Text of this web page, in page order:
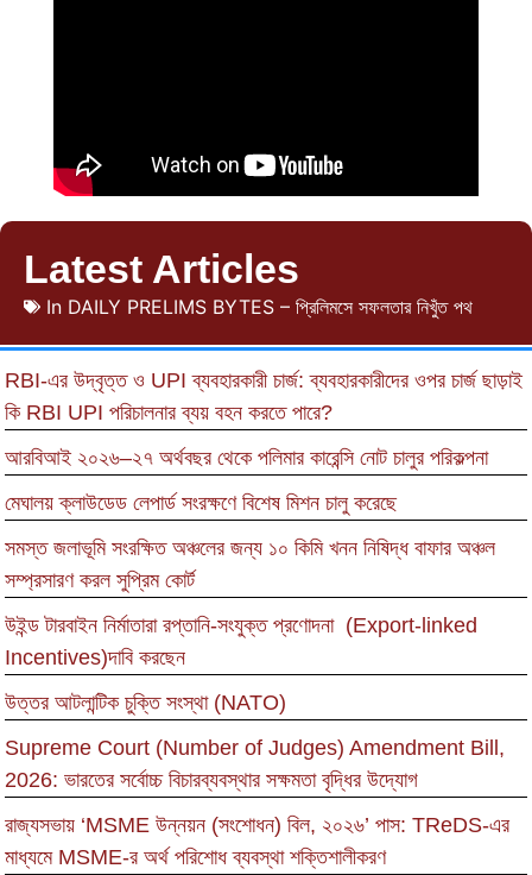
Latest Articles
In DAILY PRELIMS BYTES – প্রিলিমসে সফলতার নিখুঁত পথ
RBI-এর উদ্বৃত্ত ও UPI ব্যবহারকারী চার্জ: ব্যবহারকারীদের ওপর চার্জ ছাড়াই
কি RBI UPI পরিচালনার ব্যয় বহন করতে পারে?
আরবিআই ২০২৬–২৭ অর্থবছর থেকে পলিমার কারেন্সি নোট চালুর পরিকল্পনা
মেঘালয় ক্লাউডেড লেপার্ড সংরক্ষণে বিশেষ মিশন চালু করেছে
সমস্ত জলাভূমি সংরক্ষিত অঞ্চলের জন্য ১০ কিমি খনন নিষিদ্ধ বাফার অঞ্চল
সম্প্রসারণ করল সুপ্রিম কোর্ট
উইন্ড টারবাইন নির্মাতারা রপ্তানি-সংযুক্ত প্রণোদনা (Export-linked
Incentives)দাবি করছেন
উত্তর আটলান্টিক চুক্তি সংস্থা (NATO)
Supreme Court (Number of Judges) Amendment Bill,
2026: ভারতের সর্বোচ্চ বিচারব্যবস্থার সক্ষমতা বৃদ্ধির উদ্যোগ
রাজ্যসভায় ‘MSME উন্নয়ন (সংশোধন) বিল, ২০২৬’ পাস: TReDS-এর
মাধ্যমে MSME-র অর্থ পরিশোধ ব্যবস্থা শক্তিশালীকরণ